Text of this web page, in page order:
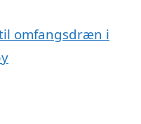
omfangsdræn i